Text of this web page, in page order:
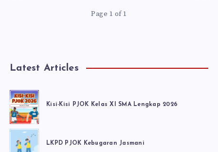
Page 1 of 1
Latest Articles
Kisi-Kisi PJOK Kelas XI SMA Lengkap 2026
LKPD PJOK Kebugaran Jasmani